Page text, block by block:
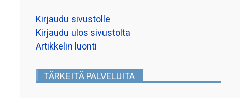
Kirjaudu sivustolle
Kirjaudu ulos sivustolta
Artikkelin luonti
TÄRKEITÄ PALVELUITA